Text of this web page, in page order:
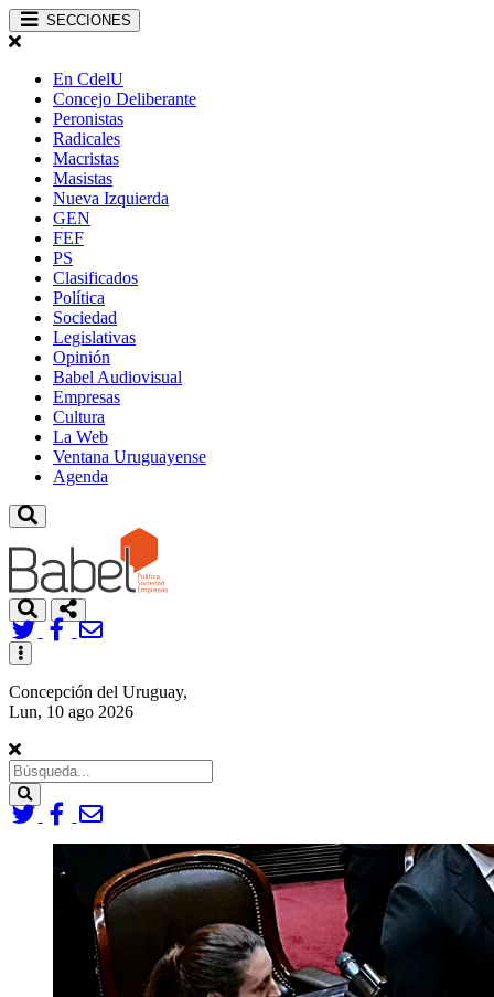
SECCIONES
En CdelU
Concejo Deliberante
Peronistas
Radicales
Macristas
Masistas
Nueva Izquierda
GEN
FEF
PS
Clasificados
Política
Sociedad
Legislativas
Opinión
Babel Audiovisual
Empresas
Cultura
La Web
Ventana Uruguayense
Agenda
Toggle
navigation
Concepción del Uruguay,
Lun, 10 ago 2026
Search